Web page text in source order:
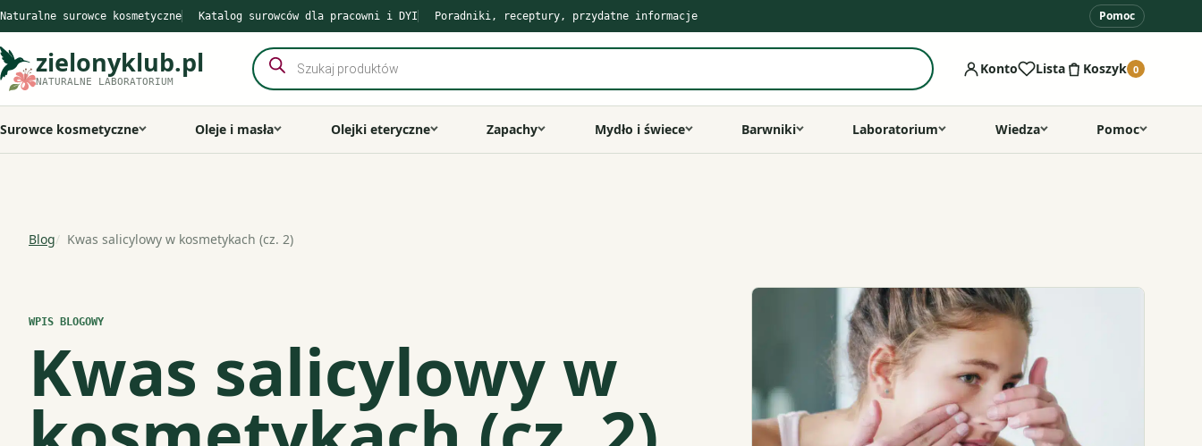
Przejdź
do
treści
Naturalne surowce kosmetyczne Katalog surowców dla pracowni i DYI Poradniki, receptury, przydatne informacje Pomoc
zielonyklub.pl
NATURALNE LABORATORIUM
Wyszukiwarka
produktów
Konto Lista Koszyk 0
Surowce kosmetyczne Oleje i masła Olejki eteryczne Zapachy Mydło i świece Barwniki Laboratorium Wiedza Pomoc
Blog Kwas salicylowy w kosmetykach (cz. 2)
WPIS BLOGOWY
Kwas salicylowy w